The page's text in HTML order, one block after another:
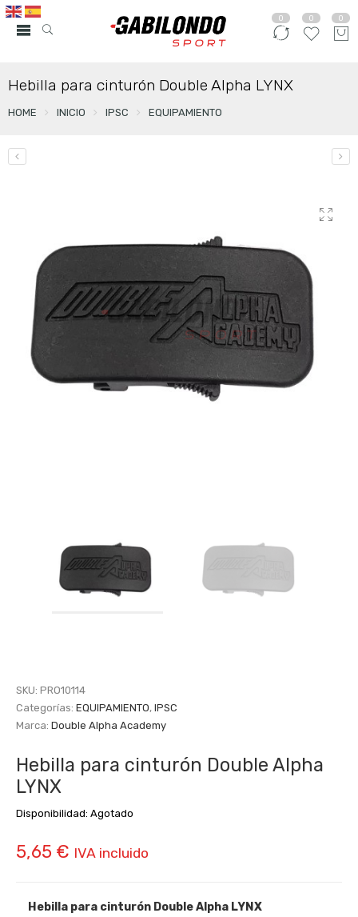
0 0 0
Hebilla para cinturón Double Alpha LYNX
HOME INICIO IPSC EQUIPAMIENTO
SKU: PRO10114
Categorías: EQUIPAMIENTO, IPSC
Marca: Double Alpha Academy
Hebilla para cinturón Double Alpha
LYNX
Disponibilidad: Agotado
5,65 € IVA incluido
Hebilla para cinturón Double Alpha LYNX